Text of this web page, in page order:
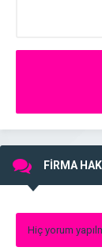
FİRMA
Hiç yorum